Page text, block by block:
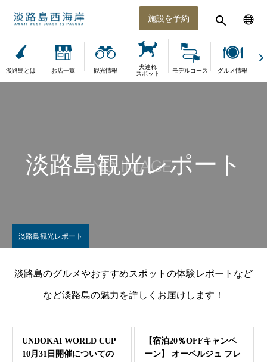
施設を予約
淡路島とは お店一覧 観光情報
犬連れ
スポット
モデルコース グルメ情報
淡路島観光レポート
淡路島観光レポート
淡路島のグルメやおすすめスポットの体験レポートなど
など淡路島の魅力を詳しくお届けします！
UNDOKAI WORLD CUP
10月31日開催についての
【宿泊20％OFFキャンペ
ーン】 オーベルジュ フレ